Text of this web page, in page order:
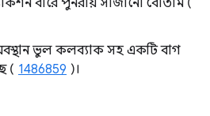
ভুল কলব্যাক সহ একটি বাগ
( 1486859 )।